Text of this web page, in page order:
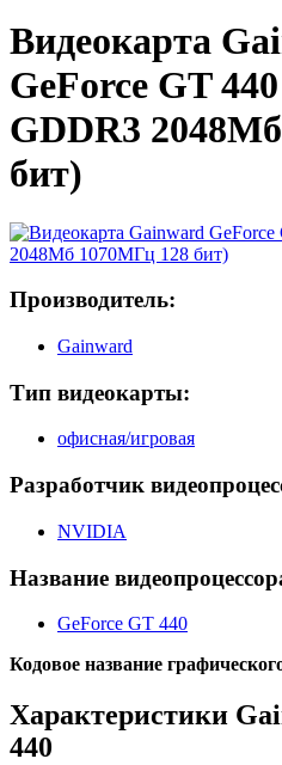
Видеокарта
GeForce GT
GDDR3
бит)
Производитель:
Gainward
Тип видеокарты:
офисная/игровая
Разработчик
NVIDIA
Название
GeForce GT 440
Кодовое название
Характеристики
440